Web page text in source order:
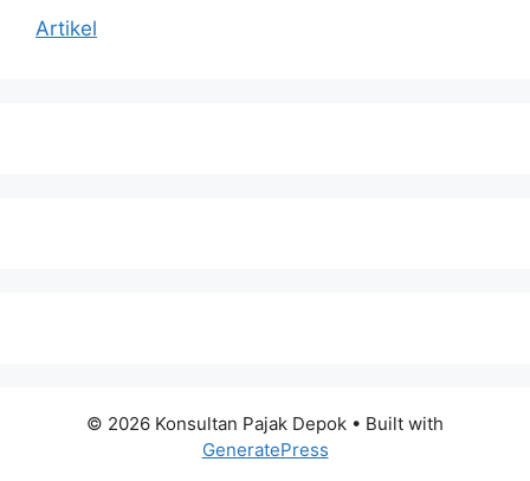
Artikel
© 2026 Konsultan Pajak Depok • Built with
GeneratePress